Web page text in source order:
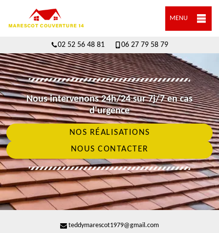
MENU
02 52 56 48 81 06 27 79 58 79
Nous intervenons 24h/24 sur 7j/7 en cas
d'urgence
NOS RÉALISATIONS
NOUS CONTACTER
teddymarescot1979@gmail.com